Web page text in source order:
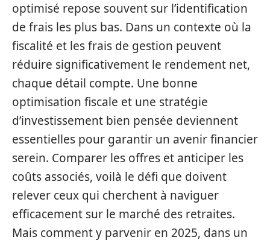
optimisé repose souvent sur l’identification
de frais les plus bas. Dans un contexte où la
fiscalité et les frais de gestion peuvent
réduire significativement le rendement net,
chaque détail compte. Une bonne
optimisation fiscale et une stratégie
d’investissement bien pensée deviennent
essentielles pour garantir un avenir financier
serein. Comparer les offres et anticiper les
coûts associés, voilà le défi que doivent
relever ceux qui cherchent à naviguer
efficacement sur le marché des retraites.
Mais comment y parvenir en 2025, dans un